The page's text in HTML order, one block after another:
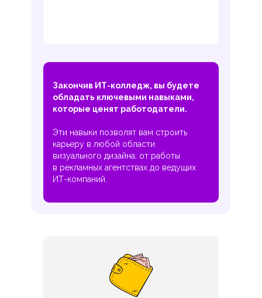
Закончив ИТ-колледж, вы будете
обладать ключевыми навыками,
которые ценят работодатели.
Эти навыки позволят вам строить
карьеру в любой области
визуального дизайна: от работы
в рекламных агентствах до ведущих
ИТ-компаний.